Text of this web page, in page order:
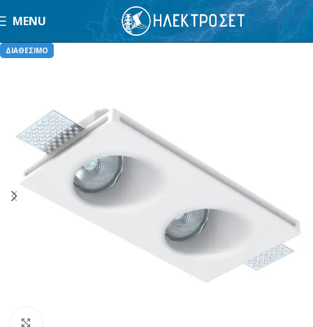
MENU
ΔΙΑΘΕΣΙΜΟ